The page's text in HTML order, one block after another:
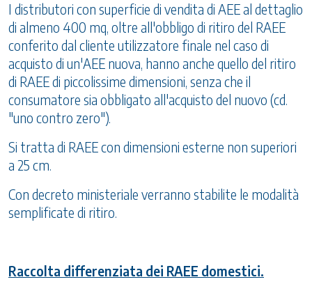
I distributori con superficie di vendita di AEE al dettaglio
di almeno 400 mq, oltre all'obbligo di ritiro del RAEE
conferito dal cliente utilizzatore finale nel caso di
acquisto di un'AEE nuova, hanno anche quello del ritiro
di RAEE di piccolissime dimensioni, senza che il
consumatore sia obbligato all'acquisto del nuovo (cd.
"uno contro zero").
Si tratta di RAEE con dimensioni esterne non superiori
a 25 cm.
Con decreto ministeriale verranno stabilite le modalità
semplificate di ritiro.
Raccolta differenziata dei RAEE domestici.